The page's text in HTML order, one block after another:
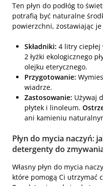
Ten płyn do podłóg to
potrafią być naturalne
powierzchni, zostawiając je
Składniki: 4 litry ciepłej
2 łyżki ekologicznego
olejku eterycznego.
Przygotowanie:
wiadrze.
Zastosowanie: Używaj
płytek i linoleum.
ani kamieniu
Płyn do mycia naczyń:
detergenty do
Własny płyn do mycia
które pomogą Ci utrzymać